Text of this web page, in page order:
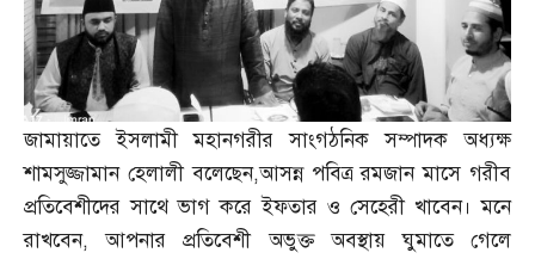
জামায়াতে ইসলামী মহানগরীর সাংগঠনিক সম্পাদক অধ্যক্ষ
শামসুজ্জামান হেলালী বলেছেন,আসন্ন পবিত্র রমজান মাসে গরীব
প্রতিবেশীদের সাথে ভাগ করে ইফতার ও সেহেরী খাবেন। মনে
রাখবেন,আপনার প্রতিবেশী অভুক্ত অবস্থায় ঘুমাতে গেলে